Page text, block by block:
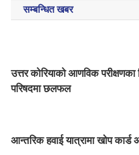
s
n
a
i
सम्बन्धित खबर
उत्तर कोरियाकाे आणविक परीक्षणका
परिषदमा छलफल
आन्तरिक हवाई यात्रामा खोप कार्ड